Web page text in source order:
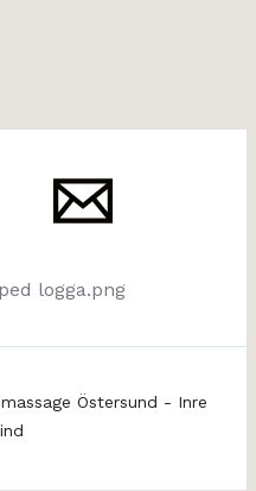
Östersund - Inre